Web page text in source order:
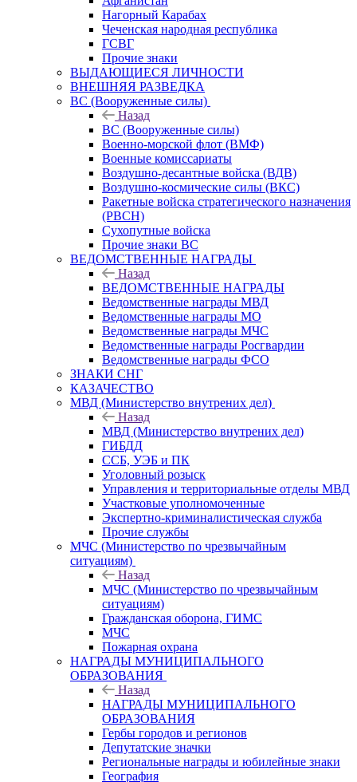
Нагорный Карабах
Чеченская народная республика
ГСВГ
Прочие знаки
ВЫДАЮЩИЕСЯ ЛИЧНОСТИ
ВНЕШНЯЯ РАЗВЕДКА
ВС (Вооруженные силы)
Назад
ВС (Вооруженные силы)
Военно-морской флот (ВМФ)
Военные комиссариаты
Воздушно-десантные войска (ВДВ)
Воздушно-космические силы (ВКС)
Ракетные войска стратегического назначения
(РВСН)
Сухопутные войска
Прочие знаки ВС
ВЕДОМСТВЕННЫЕ НАГРАДЫ
Назад
ВЕДОМСТВЕННЫЕ НАГРАДЫ
Ведомственные награды МВД
Ведомственные награды МО
Ведомственные награды МЧС
Ведомственные награды Росгвардии
Ведомственные награды ФСО
ЗНАКИ СНГ
КАЗАЧЕСТВО
МВД (Министерство внутрених дел)
Назад
МВД (Министерство внутрених дел)
ГИБДД
ССБ, УЭБ и ПК
Уголовный розыск
Управления и территориальные отделы МВД
Участковые уполномоченные
Экспертно-криминалистическая служба
Прочие службы
МЧС (Министерство по чрезвычайным
ситуациям)
Назад
МЧС (Министерство по чрезвычайным
ситуациям)
Гражданская оборона, ГИМС
МЧС
Пожарная охрана
НАГРАДЫ МУНИЦИПАЛЬНОГО
ОБРАЗОВАНИЯ
Назад
НАГРАДЫ МУНИЦИПАЛЬНОГО
ОБРАЗОВАНИЯ
Гербы городов и регионов
Депутатские значки
Региональные награды и юбилейные знаки
География